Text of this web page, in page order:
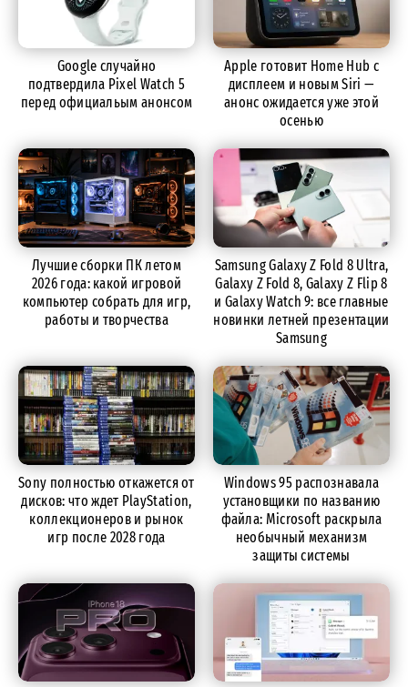
Google случайно
подтвердила Pixel Watch 5
перед официальым анонсом
Apple готовит Home Hub с
дисплеем и новым Siri —
анонс ожидается уже этой
осенью
Лучшие сборки ПК летом
2026 года: какой игровой
компьютер собрать для игр,
работы и творчества
Samsung Galaxy Z Fold 8 Ultra,
Galaxy Z Fold 8, Galaxy Z Flip 8
и Galaxy Watch 9: все главные
новинки летней презентации
Samsung
Sony полностью откажется от
дисков: что ждет PlayStation,
коллекционеров и рынок
игр после 2028 года
Windows 95 распознавала
установщики по названию
файла: Microsoft раскрыла
необычный механизм
защиты системы